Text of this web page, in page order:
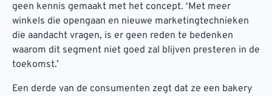
geen kennis gemaakt met het concept. ‘Met meer
winkels die opengaan en nieuwe marketingtechnieken
die aandacht vragen, is er geen reden te bedenken
waarom dit segment niet goed zal blijven presteren in de
toekomst.’
Een derde van de consumenten zegt dat ze een bakery